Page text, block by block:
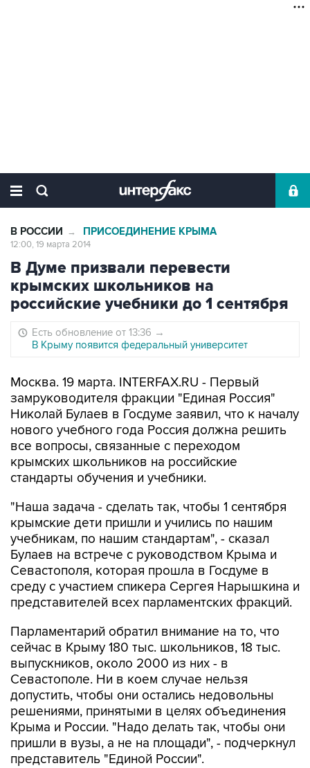
В РОССИИ → ПРИСОЕДИНЕНИЕ КРЫМА
12:00, 19 марта 2014
В Думе призвали перевести
крымских школьников на
российские учебники до 1 сентября
Есть обновление от 13:36 →
В Крыму появится федеральный университет
Москва. 19 марта. INTERFAX.RU - Первый
замруководителя фракции "Единая Россия"
Николай Булаев в Госдуме заявил, что к началу
нового учебного года Россия должна решить
все вопросы, связанные с переходом
крымских школьников на российские
стандарты обучения и учебники.
"Наша задача - сделать так, чтобы 1 сентября
крымские дети пришли и учились по нашим
учебникам, по нашим стандартам", - сказал
Булаев на встрече с руководством Крыма и
Севастополя, которая прошла в Госдуме в
среду с участием спикера Сергея Нарышкина и
представителей всех парламентских фракций.
Парламентарий обратил внимание на то, что
сейчас в Крыму 180 тыс. школьников, 18 тыс.
выпускников, около 2000 из них - в
Севастополе. Ни в коем случае нельзя
допустить, чтобы они остались недовольны
решениями, принятыми в целях объединения
Крыма и России. "Надо делать так, чтобы они
пришли в вузы, а не на площади", - подчеркнул
представитель "Единой России".